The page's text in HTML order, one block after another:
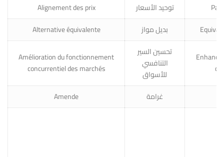
Alignement des prix
توحيد الأسعار
Alternative équivalente
بديل مواز
Amélioration du fonctionnement
concurrentiel des marchés
تحسين السير
التنافسي
للأسواق
Amende غرامة